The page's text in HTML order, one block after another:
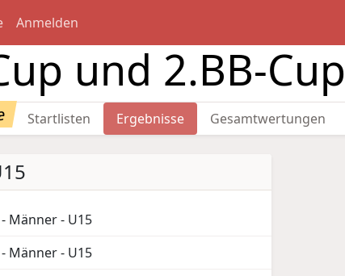
Anmelden
und 2.BB-Cup
Startlisten Ergebnisse Gesamtwertungen
Männer - U15
Männer - U15